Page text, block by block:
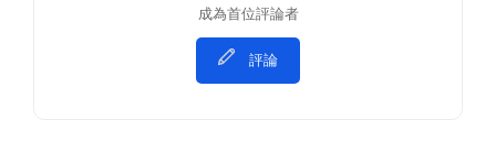
成為首位評論者
評論